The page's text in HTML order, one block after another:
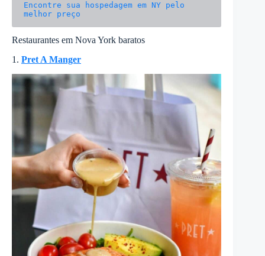
Encontre sua hospedagem em NY pelo
melhor preço
Restaurantes em Nova York baratos
1. Pret A Manger